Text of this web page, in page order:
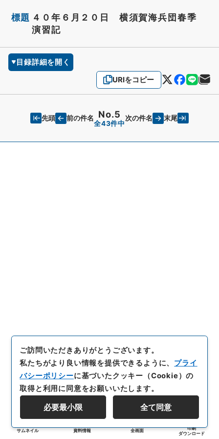
標題 ４０年６月２０日 横須賀海兵団春季
演習記
目録詳細を開く
URIをコピー
先頭 前の件名 No.5
全43件中
次の件名 末尾
サムネイル 資料情報 全画面
印刷
ダウンロード
ご訪問いただきありがとうございます。
私たちがより良い情報を提供できるように、 プライ
バシーポリシーに基づいたクッキー（Cookie）の
取得と利用に同意をお願いいたします。
必要最小限 全て同意